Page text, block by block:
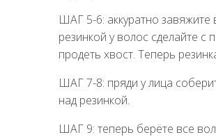
ШАГ 5-6: аккуратно завяжите
резинкой у волос сделайте
продеть хвост. Теперь
ШАГ 7-8: пряди у лица
над резинкой.
ШАГ 9: теперь берёте все